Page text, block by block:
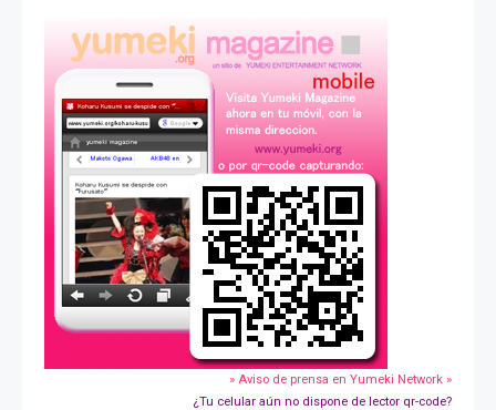
» Aviso de prensa en Yumeki Network »
¿Tu celular aún no dispone de lector qr-code?